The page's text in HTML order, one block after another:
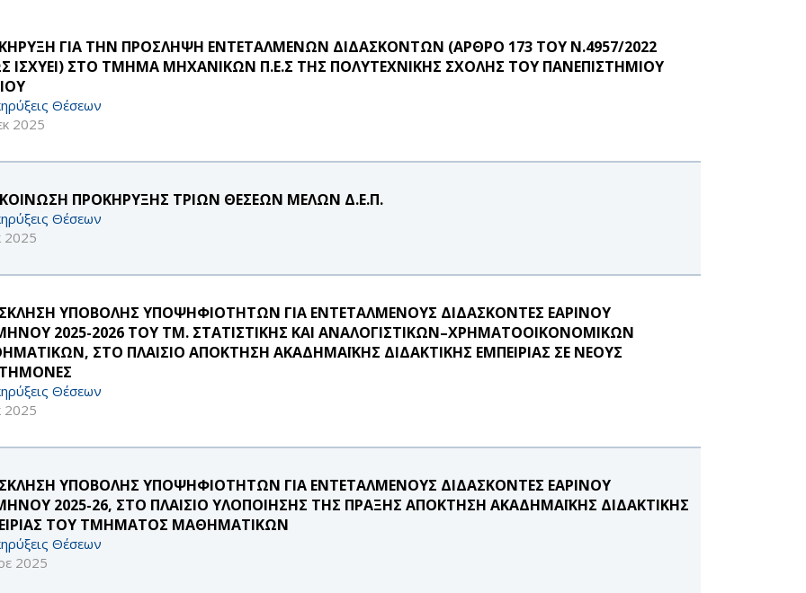
ΓΙΑ ΤΗΝ ΠΡΟΣΛΗΨΗ ΕΝΤΕΤΑΛΜΕΝΩΝ ΔΙΔΑΣΚΟΝΤΩΝ (ΑΡΘΡΟ 173 ΤΟΥ Ν.4957/2022
ΙΣΧΥΕΙ) ΣΤΟ ΤΜΗΜΑ ΜΗΧΑΝΙΚΩΝ Π.Ε.Σ ΤΗΣ ΠΟΛΥΤΕΧΝΙΚΗΣ ΣΧΟΛΗΣ ΤΟΥ ΠΑΝΕΠΙΣΤΗΜΙΟΥ
Θέσεων
2025
ΠΡΟΚΗΡΥΞΗΣ ΤΡΙΩΝ ΘΕΣΕΩΝ ΜΕΛΩΝ Δ.Ε.Π.
Θέσεων
2025
ΥΠΟΒΟΛΗΣ ΥΠΟΨΗΦΙΟΤΗΤΩΝ ΓΙΑ ΕΝΤΕΤΑΛΜΕΝΟΥΣ ΔΙΔΑΣΚΟΝΤΕΣ ΕΑΡΙΝΟΥ
2025-2026 ΤΟΥ ΤΜ. ΣΤΑΤΙΣΤΙΚΗΣ ΚΑΙ ΑΝΑΛΟΓΙΣΤΙΚΩΝ–ΧΡΗΜΑΤΟΟΙΚΟΝΟΜΙΚΩΝ
ΣΤΟ ΠΛΑΙΣΙΟ ΑΠΟΚΤΗΣΗ ΑΚΑΔΗΜΑΪΚΗΣ ΔΙΔΑΚΤΙΚΗΣ ΕΜΠΕΙΡΙΑΣ ΣΕ ΝΕΟΥΣ
Θέσεων
2025
ΥΠΟΒΟΛΗΣ ΥΠΟΨΗΦΙΟΤΗΤΩΝ ΓΙΑ ΕΝΤΕΤΑΛΜΕΝΟΥΣ ΔΙΔΑΣΚΟΝΤΕΣ ΕΑΡΙΝΟΥ
2025-26, ΣΤΟ ΠΛΑΙΣΙΟ ΥΛΟΠΟΙΗΣΗΣ ΤΗΣ ΠΡΑΞΗΣ ΑΠΟΚΤΗΣΗ ΑΚΑΔΗΜΑΪΚΗΣ ΔΙΔΑΚΤΙΚΗΣ
ΤΟΥ ΤΜΗΜΑΤΟΣ ΜΑΘΗΜΑΤΙΚΩΝ
Θέσεων
2025